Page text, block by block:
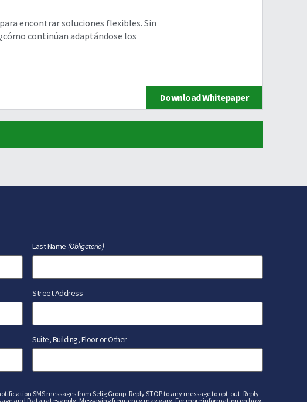
encontrar soluciones flexibles. Sin
continúan adaptándose los
Download Whitepaper
Last Name (Obligatorio)
Street Address
Suite, Building, Floor or Other
SMS messages from Selig Group. Reply STOP to any message to opt-out; Reply